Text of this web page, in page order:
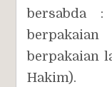
bersabda
berpakaian
Hakim).